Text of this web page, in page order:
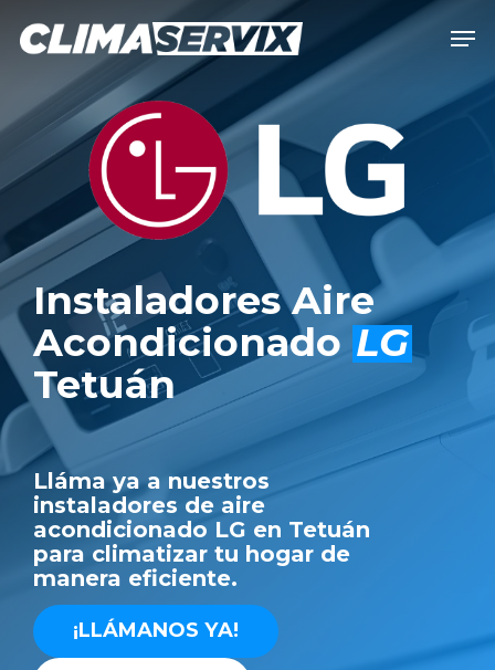
content
Instaladores Aire
AcondicionadoLG
Tetuán
Lláma ya a nuestros
instaladores de aire
acondicionado LG en Tetuán
para climatizar tu hogar de
manera eficiente.
¡LLÁMANOS YA!
Menu